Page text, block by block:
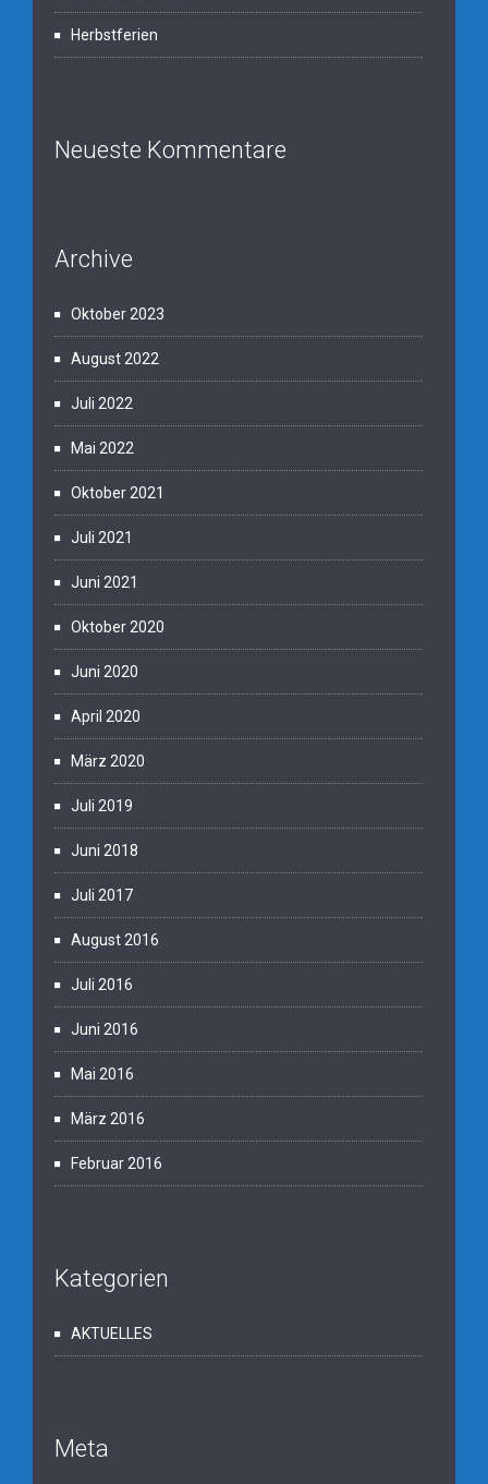
Herbstferien
Neueste Kommentare
Archive
Oktober 2023
August 2022
Juli 2022
Mai 2022
Oktober 2021
Juli 2021
Juni 2021
Oktober 2020
Juni 2020
April 2020
März 2020
Juli 2019
Juni 2018
Juli 2017
August 2016
Juli 2016
Juni 2016
Mai 2016
März 2016
Februar 2016
Kategorien
AKTUELLES
Meta